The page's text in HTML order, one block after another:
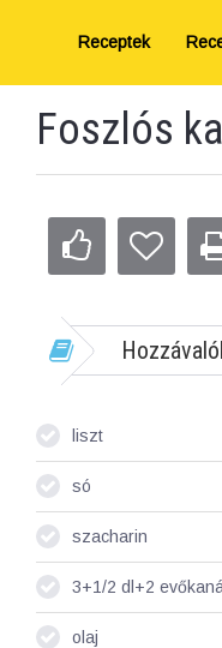
Receptek
Foszlós
liszt
só
szacharin
3+1/2 dl+2
olaj